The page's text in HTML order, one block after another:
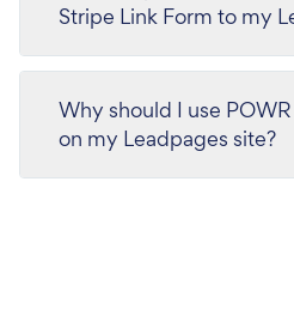
Stripe Link Form to my
Why should I use
on my Leadpages site?